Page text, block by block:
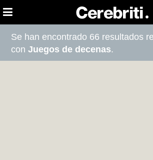
Se han encontrado 66 resultados
conJuegos de decenas.